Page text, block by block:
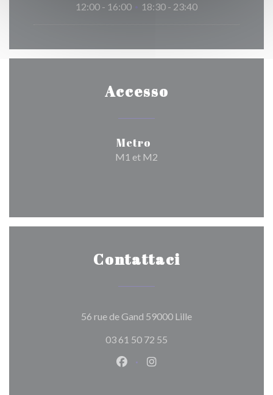
12:00 - 16:00 • 18:30 - 23:40
Accesso
Metro
M1 et M2
Contattaci
56 rue de Gand 59000 Lille((apre una nuova
03 61 50 72 55
Facebook ((apre una nuova
Instagram ((apre una